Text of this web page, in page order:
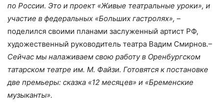
по России. Это и проект «Живые театральные уроки», и
участие в федеральных «Больших гастролях», –
поделился своими планами заслуженный артист РФ,
художественный руководитель театра Вадим Смирнов.–
Сейчас мы налаживаем свою работу в Оренбургском
татарском театре им. М. Файзи. Готовятся к постановке
две премьеры: сказка «12 месяцев» и «Бременские
музыканты».